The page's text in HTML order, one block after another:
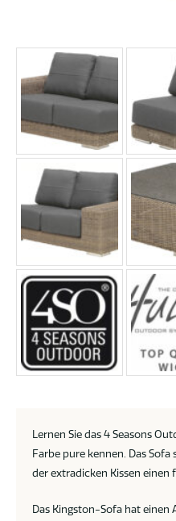
Lernen Sie das 4 Seasons
Farbe pure kennen. Das
der extradicken Kissen
Das Kingston-Sofa hat